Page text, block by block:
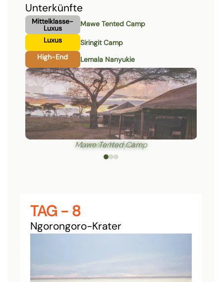
Unterkünfte
Mittelklasse-
Luxus
Mawe Tented Camp
Luxus
Siringit Camp
High-End
Lemala Nanyukie
Mawe Tented Camp
TAG - 8
Ngorongoro-Krater